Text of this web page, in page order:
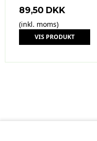
89,50 DKK
(inkl. moms)
VIS PRODUKT